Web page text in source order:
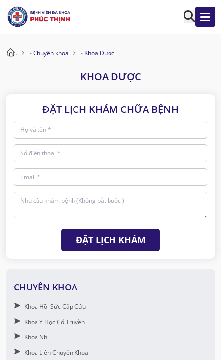
. -Chuyên khoa - Khoa Dược
CHUYÊN KHOA
Khoa Hồi Sức Cấp Cứu
Khoa Y Học Cổ Truyền
Khoa Nhi
Khoa Liên Chuyên Khoa
KHOA DƯỢC
ĐẶT LỊCH KHÁM CHỮA BỆNH
ĐẶT LỊCH KHÁM